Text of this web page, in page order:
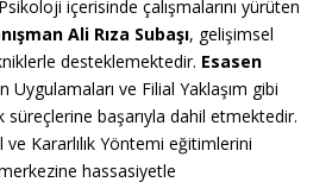
içerisinde çalışmalarını yürüten
Ali Rıza Subaşı, gelişimsel
desteklemektedir. Esasen
Uygulamaları ve Filial Yaklaşım gibi
süreçlerine başarıyla dahil etmektedir.
ve Kararlılık Yöntemi eğitimlerini
hassasiyetle